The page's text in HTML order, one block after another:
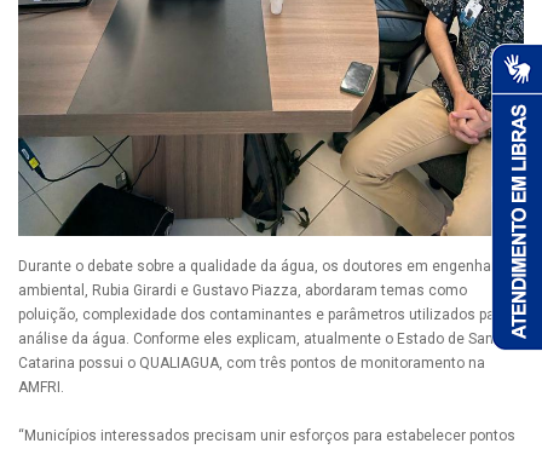
Durante o debate sobre a qualidade da água, os doutores em engenharia
ambiental, Rubia Girardi e Gustavo Piazza, abordaram temas como
poluição, complexidade dos contaminantes e parâmetros utilizados para a
análise da água. Conforme eles explicam, atualmente o Estado de Santa
Catarina possui o QUALIAGUA, com três pontos de monitoramento na
AMFRI.
“Municípios interessados precisam unir esforços para estabelecer pontos